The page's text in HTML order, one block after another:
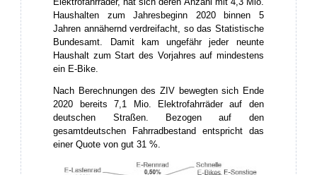
Haushalten zum Jahresbeginn 2020 binnen 5
Jahren annähernd verdreifacht, so das Statistische
Bundesamt. Damit kam ungefähr jeder neunte
Haushalt zum Start des Vorjahres auf mindestens
ein E-Bike.
Nach Berechnungen des ZIV bewegten sich Ende
2020 bereits 7,1 Mio. Elektrofahrräder auf den
deutschen Straßen. Bezogen auf den
gesamtdeutschen Fahrradbestand entspricht das
einer Quote von gut 31 %.